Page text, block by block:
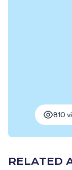
810
RELATED